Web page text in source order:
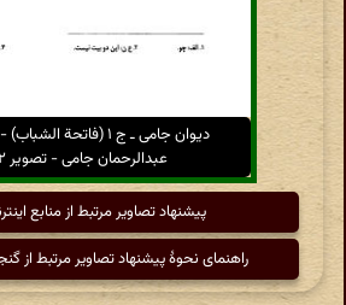
دیوان جامی ـ ج ۱ (فاتحة
عبدالرحمان جامی - تصویر ۶۱۲
پیشنهاد تصاویر مرتبط از منابع
راهنمای نحوهٔ پیشنهاد تصاویر مرتبط از